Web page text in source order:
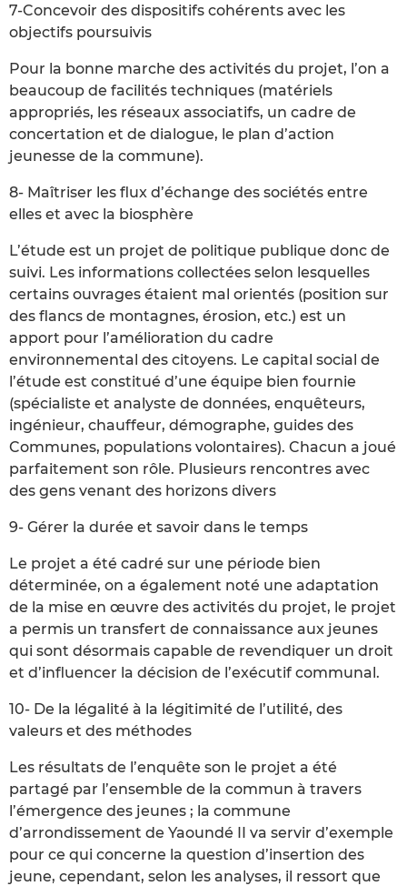
7-Concevoir des dispositifs cohérents avec les
objectifs poursuivis
Pour la bonne marche des activités du projet, l’on a
beaucoup de facilités techniques (matériels
appropriés, les réseaux associatifs, un cadre de
concertation et de dialogue, le plan d’action
jeunesse de la commune).
8- Maîtriser les flux d’échange des sociétés entre
elles et avec la biosphère
L’étude est un projet de politique publique donc de
suivi. Les informations collectées selon lesquelles
certains ouvrages étaient mal orientés (position sur
des flancs de montagnes, érosion, etc.) est un
apport pour l’amélioration du cadre
environnemental des citoyens. Le capital social de
l’étude est constitué d’une équipe bien fournie
(spécialiste et analyste de données, enquêteurs,
ingénieur, chauffeur, démographe, guides des
Communes, populations volontaires). Chacun a joué
parfaitement son rôle. Plusieurs rencontres avec
des gens venant des horizons divers
9- Gérer la durée et savoir dans le temps
Le projet a été cadré sur une période bien
déterminée, on a également noté une adaptation
de la mise en œuvre des activités du projet, le projet
a permis un transfert de connaissance aux jeunes
qui sont désormais capable de revendiquer un droit
et d’influencer la décision de l’exécutif communal.
10- De la légalité à la légitimité de l’utilité, des
valeurs et des méthodes
Les résultats de l’enquête son le projet a été
partagé par l’ensemble de la commun à travers
l’émergence des jeunes ; la commune
d’arrondissement de Yaoundé II va servir d’exemple
pour ce qui concerne la question d’insertion des
jeune, cependant, selon les analyses, il ressort que